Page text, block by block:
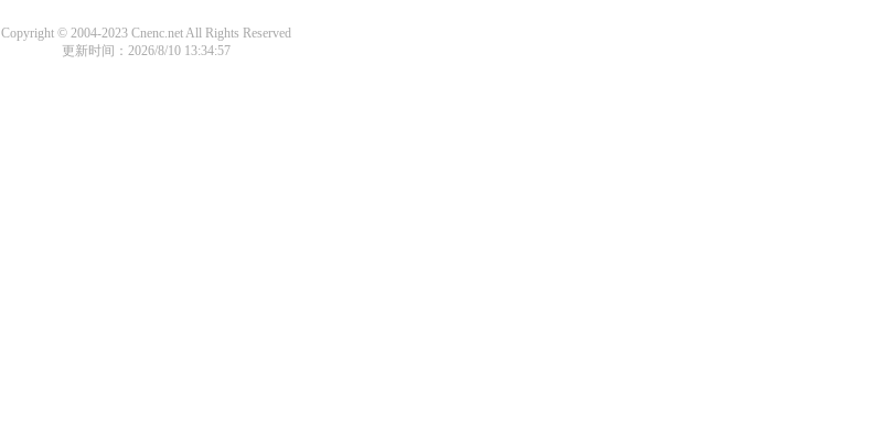
Copyright © 2004-2023 Cnenc.net All Rights Reserved
更新时间：2026/8/10 13:34:57